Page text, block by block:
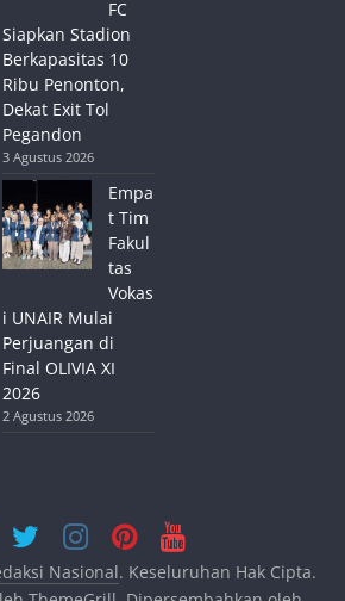
FC
Siapkan Stadion
Berkapasitas 10
Ribu Penonton,
Dekat Exit Tol
Pegandon
3 Agustus 2026
Empa
t Tim
Fakul
tas
Vokas
i UNAIR Mulai
Perjuangan di
Final OLIVIA XI
2026
2 Agustus 2026
Nasional. Keseluruhan Hak Cipta.